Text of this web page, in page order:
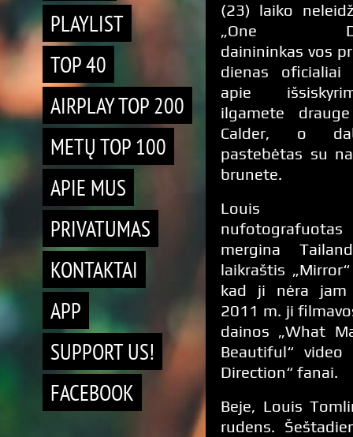
PLAYLIST
TOP 40
AIRPLAY TOP 200
METŲ TOP 100
APIE MUS
PRIVATUMAS
KONTAKTAI
APP
SUPPORT US!
FACEBOOK
(23) laiko
„One
dainininkas vos
dienas oficialiai
apie
ilgamete
Calder, o
pastebėtas su
brunete.
Louis
mergina
laikraštis
kad ji nėra jam
2011 m. ji
dainos „What
Beautiful“
Direction“ fanai.
Beje, Louis
rudens.